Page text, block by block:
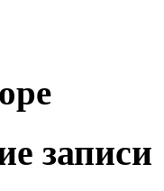
записи